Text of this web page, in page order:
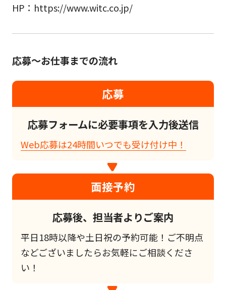
HP：https://www.witc.co.jp/
応募～お仕事までの流れ
応募
応募フォームに必要事項を入力後送信
Web応募は24時間いつでも受け付け中！
面接予約
応募後、担当者よりご案内
平日18時以降や土日祝の予約可能！ご不明点
などございましたらお気軽にご相談くださ
い！